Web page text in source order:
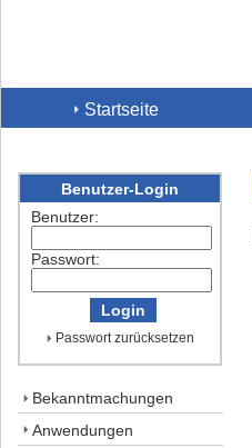
Startseite
Benutzer-Login
Benutzer:
Passwort:
Passwort zurücksetzen
Bekanntmachungen
Anwendungen